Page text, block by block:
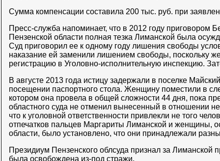
Сумма компенсации составила 200 тыс. руб. при
Пресс-служба напоминает, что в 2012 году приговором
Пензенской области полная тезка Лиманской была
Суд приговорил ее к одному году лишения свободы
наказание ей заменили лишением свободы, поскольку
регистрацию в Уголовно-исполнительную инспекцию.
В августе 2013 года истицу задержали в поселке
посещении паспортного стола. Женщину поместили в
котором она провела в общей сложности 44 дня, пока
областного суда не отменил вынесенный в отношении
что к уголовной ответственности привлекли не того
отпечатков пальцев Маргариты Лиманской и женщины,
области, было установлено, что они принадлежали
Президиум Пензенского облсуда признал за Лиманской
была освобождена из-под стражи.